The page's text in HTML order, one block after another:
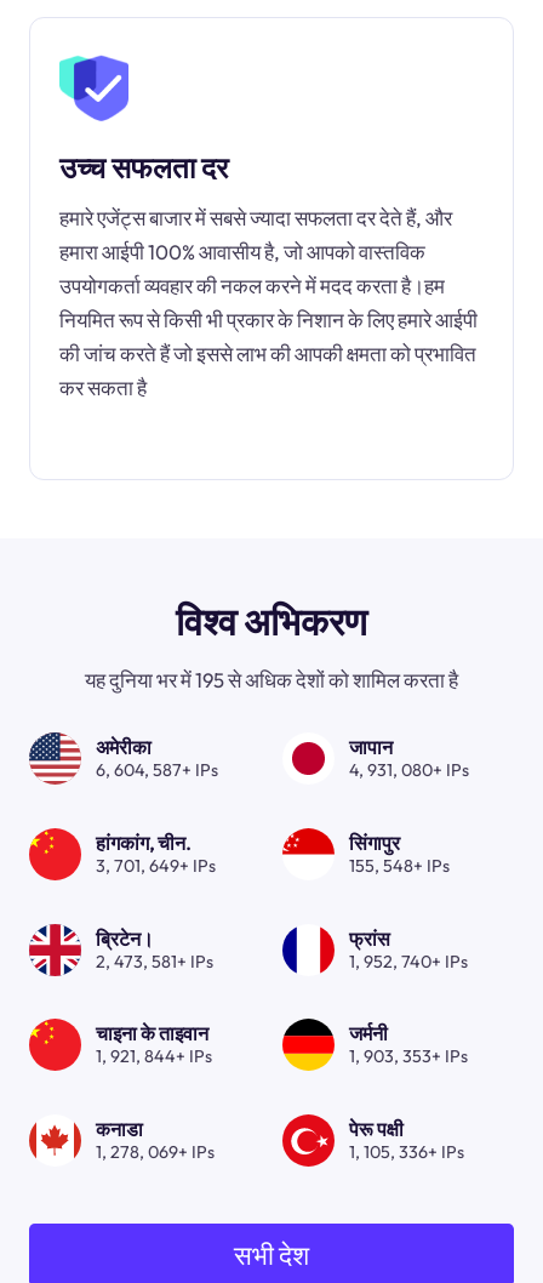
उच्च सफलता दर
हमारे एजेंट्स बाजार में सबसे ज्यादा सफलता दर देते हैं, और
हमारा आईपी 100% आवासीय है, जो आपको वास्तविक
उपयोगकर्ता व्यवहार की नकल करने में मदद करता है।हम
नियमित रूप से किसी भी प्रकार के निशान के लिए हमारे आईपी
की जांच करते हैं जो इससे लाभ की आपकी क्षमता को प्रभावित
कर सकता है
विश्व अभिकरण
यह दुनिया भर में 195 से अधिक देशों को शामिल करता है
अमेरीका
6, 604, 587+ IPs
जापान
4, 931, 080+ IPs
हांगकांग, चीन.
3, 701, 649+ IPs
सिंगापुर
155, 548+ IPs
ब्रिटेन।
2, 473, 581+ IPs
फ्रांस
1, 952, 740+ IPs
चाइना के ताइवान
1, 921, 844+ IPs
जर्मनी
1, 903, 353+ IPs
कनाडा
1, 278, 069+ IPs
पेरू पक्षी
1, 105, 336+ IPs
सभी देश